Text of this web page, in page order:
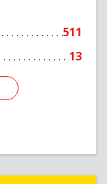
511
13
Подробнее